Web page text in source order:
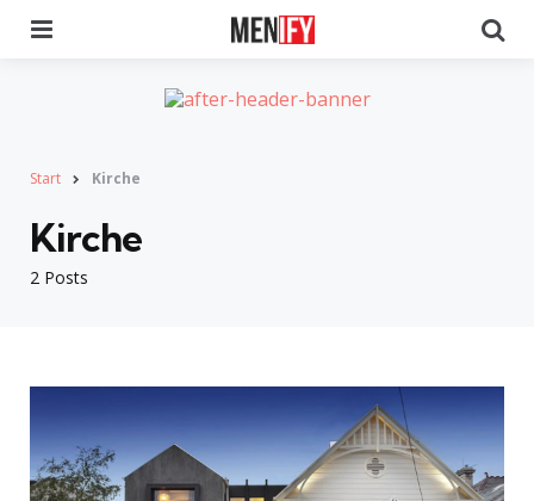
Start Kirche
2 Posts
Kirche